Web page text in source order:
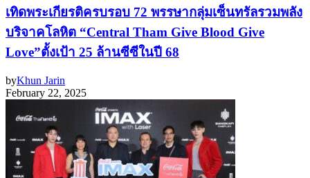
เทิดพระเกียรติครบรอบ 72 พรรษากลุ่มเซ็นทรัลรวมพลัง
บริจาคโลหิต “Central Tham Give Blood Give
Love”ตั้งเป้า 25 ล้านซีซีในปี 68
byKhun Jarin
February 22, 2025